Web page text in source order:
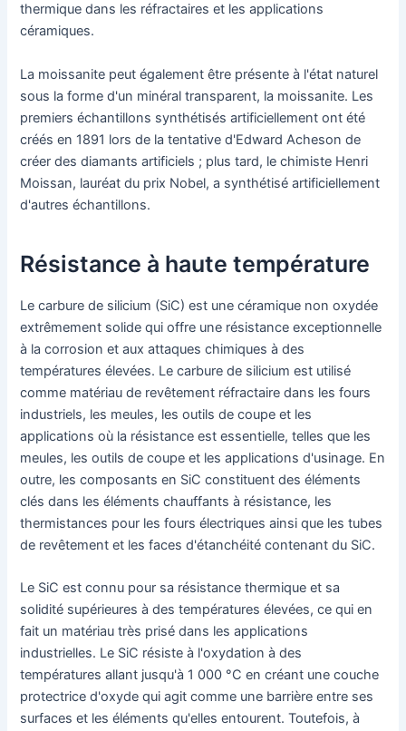
thermique dans les réfractaires et les applications
céramiques.
La moissanite peut également être présente à l'état naturel
sous la forme d'un minéral transparent, la moissanite. Les
premiers échantillons synthétisés artificiellement ont été
créés en 1891 lors de la tentative d'Edward Acheson de
créer des diamants artificiels ; plus tard, le chimiste Henri
Moissan, lauréat du prix Nobel, a synthétisé artificiellement
d'autres échantillons.
Résistance à haute température
Le carbure de silicium (SiC) est une céramique non oxydée
extrêmement solide qui offre une résistance exceptionnelle
à la corrosion et aux attaques chimiques à des
températures élevées. Le carbure de silicium est utilisé
comme matériau de revêtement réfractaire dans les fours
industriels, les meules, les outils de coupe et les
applications où la résistance est essentielle, telles que les
meules, les outils de coupe et les applications d'usinage. En
outre, les composants en SiC constituent des éléments
clés dans les éléments chauffants à résistance, les
thermistances pour les fours électriques ainsi que les tubes
de revêtement et les faces d'étanchéité contenant du SiC.
Le SiC est connu pour sa résistance thermique et sa
solidité supérieures à des températures élevées, ce qui en
fait un matériau très prisé dans les applications
industrielles. Le SiC résiste à l'oxydation à des
températures allant jusqu'à 1 000 °C en créant une couche
protectrice d'oxyde qui agit comme une barrière entre ses
surfaces et les éléments qu'elles entourent. Toutefois, à